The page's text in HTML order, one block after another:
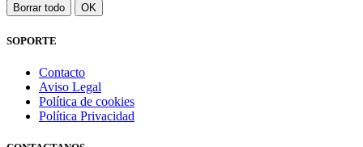
Borrar todo OK
SOPORTE
Contacto
Aviso Legal
Política de cookies
Política Privacidad